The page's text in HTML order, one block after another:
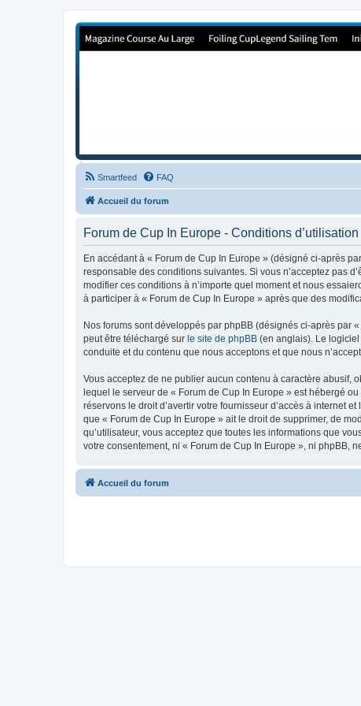
Forum de Cup In Europe
Smartfeed FAQ
Accueil du forum
Forum de Cup In Europe - Conditions d’utilisation
En accédant à « Forum de Cup In Europe » (désigné ci-après
responsable des conditions suivantes. Si vous n’acceptez pas
modifier ces conditions à n’importe quel moment et nous
à participer à « Forum de Cup In Europe » après que des
Nos forums sont développés par phpBB (désignés ci-après par
peut être téléchargé sur le site de phpBB (en anglais). Le
conduite et du contenu que nous acceptons et que nous
Vous acceptez de ne publier aucun contenu à caractère abusif,
lequel le serveur de « Forum de Cup In Europe » est hébergé
réservons le droit d’avertir votre fournisseur d’accès à internet
que « Forum de Cup In Europe » ait le droit de supprimer, de
qu’utilisateur, vous acceptez que toutes les informations que
votre consentement, ni « Forum de Cup In Europe », ni phpBB,
Accueil du forum